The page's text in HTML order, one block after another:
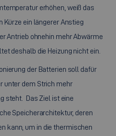
erhöhen, weiß das
Kürze ein längerer Anstieg
Antrieb ohnehin mehr Abwärme
deshalb die Heizung nicht ein.
der Batterien soll dafür
unter dem Strich mehr
steht. Das Ziel ist eine
Speicherarchitektur, deren
kann, um in die thermischen